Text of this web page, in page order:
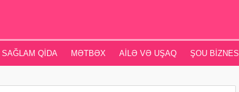
SAĞLAM QIDA MƏTBƏX AILƏ VƏ UŞAQ ŞOU BIZNES